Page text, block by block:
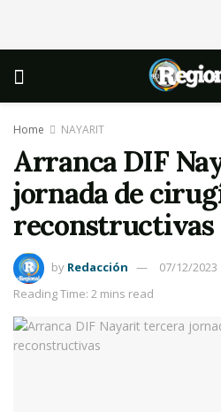
Home NAYARIT
Arranca DIF
jornada de
reconstructivas
by Redacción
07/12/2023
Reading Time: 2 mins read